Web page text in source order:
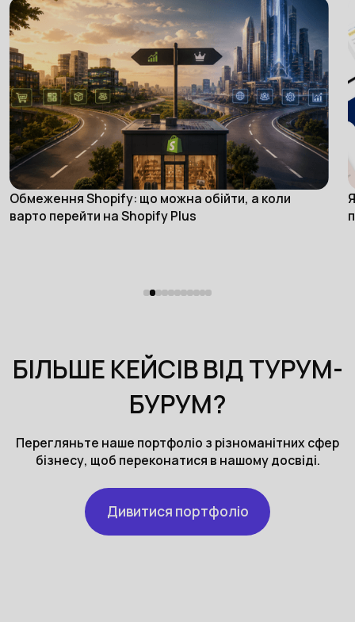
eCommerce
Обмеження Shopify: що можна обійти, а коли
варто перейти на Shopify Plus
БІЛЬШЕ КЕЙСІВ ВІД ТУРУМ-
БУРУМ?
Перегляньте наше портфоліо з різноманітних сфер
бізнесу, щоб переконатися в нашому досвіді.
Дивитися портфоліо